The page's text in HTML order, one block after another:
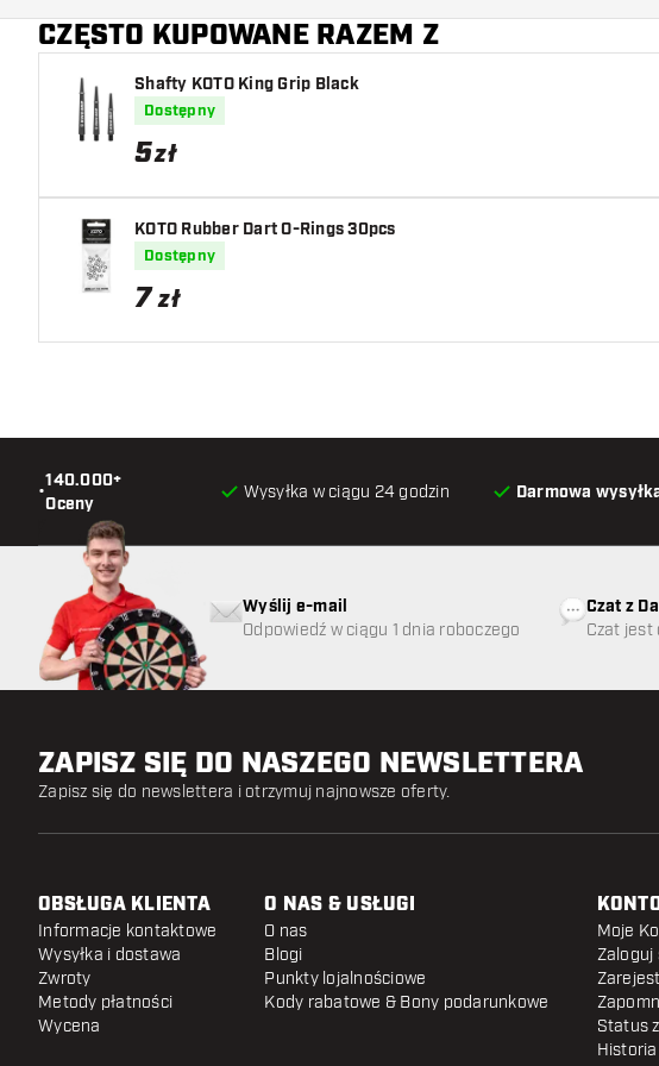
CZĘSTO KUPOWANE RAZEM Z
Shafty KOTO King Grip Black
Dostępny
5zł
KOTO Rubber Dart O-Rings 30pcs
Dostępny
7 zł
•
140.000+
Oceny
Wysyłka w ciągu 24 godzin Darmowa
Wyślij e-mail
Odpowiedź w ciągu 1 dnia roboczego
Czat z
Czat jest
ZAPISZ SIĘ DO NASZEGO NEWSLETTERA
Zapisz się do newslettera i otrzymuj najnowsze oferty.
OBSŁUGA KLIENTA
Informacje kontaktowe
Wysyłka i dostawa
Zwroty
Metody płatności
Wycena
O NAS & USŁUGI
O nas
Blogi
Punkty lojalnościowe
Kody rabatowe & Bony podarunkowe
Moje
Zaloguj
Status